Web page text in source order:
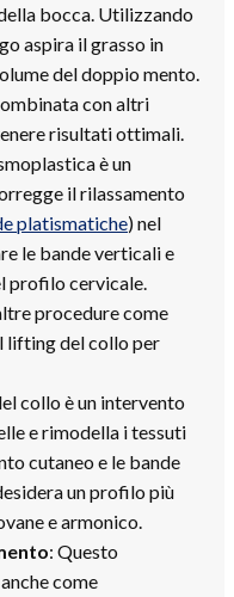
bocca. Utilizzando
aspira il grasso in
del doppio mento.
con altri
risultati ottimali.
è un
il rilassamento
platismatiche) nel
le bande verticali e
profilo cervicale.
procedure come
lifting del collo per
collo è un intervento
e rimodella i tessuti
cutaneo e le bande
un profilo più
e armonico.
: Questo
come